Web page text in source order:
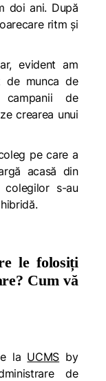
doi ani. După
ritm și
evident am
de munca de
de
crearea unui
pe care a
acasă din
s-au
le folosiți
Cum vă
la UCMS by
de